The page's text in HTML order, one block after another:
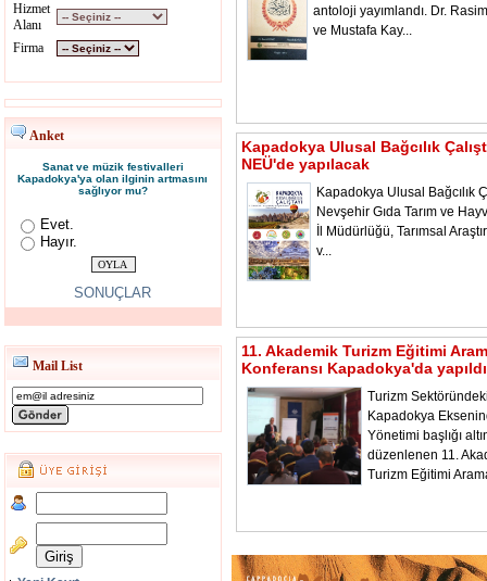
Hizmet
Alanı
Firma
Anket
Sanat ve müzik festivalleri
Kapadokya'ya olan ilginin artmasını
sağlıyor mu?
Evet.
Hayır.
SONUÇLAR
Mail List
antoloji yayımlandı. Dr.
ve Mustafa Kay...
Kapadokya Ulusal Bağcılık
NEÜ'de yapılacak
Kapadokya Ulusal Bağcılık
Nevşehir Gıda Tarım ve
İl Müdürlüğü, Tarımsal
v...
11. Akademik Turizm Eğitimi
Konferansı Kapadokya'da yapıldı
Turizm
Kapadokya
Yönetimi başlığı
düzenlenen 11.
Turizm Eğitimi